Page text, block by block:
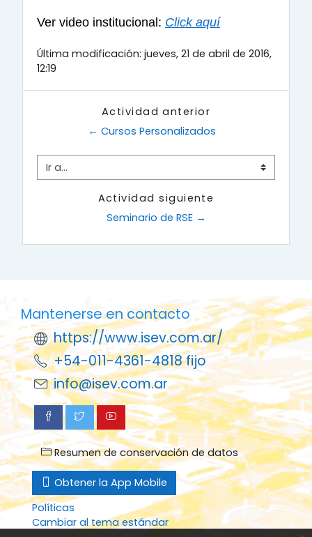
Ver video institucional: Click aquí
Última modificación: jueves, 21 de abril de 2016,
12:19
Actividad anterior
← Cursos Personalizados
Ir a...
Actividad siguiente
Seminario de RSE →
Mantenerse en contacto
https://www.isev.com.ar/
+54-011-4361-4818 fijo
info@isev.com.ar
Resumen de conservación de datos
Obtener la App Mobile
Políticas
Cambiar al tema estándar